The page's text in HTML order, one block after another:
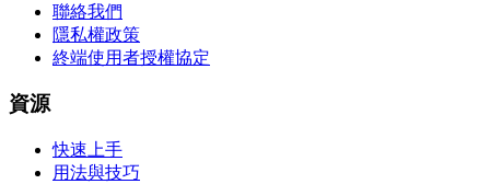
聯絡我們
隱私權政策
終端使用者授權協定
資源
快速上手
用法與技巧